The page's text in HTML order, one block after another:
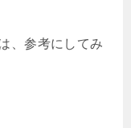
、参考にしてみ